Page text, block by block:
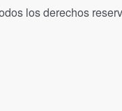
los derechos